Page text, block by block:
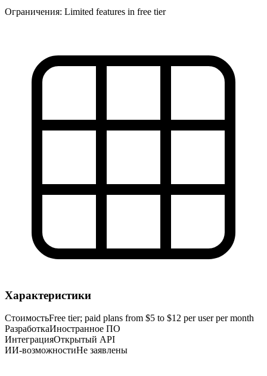
Ограничения: Limited features in free tier
Характеристики
СтоимостьFree tier; paid plans from $5 to $12 per user per month
РазработкаИностранное ПО
ИнтеграцияОткрытый API
ИИ-возможностиНе заявлены